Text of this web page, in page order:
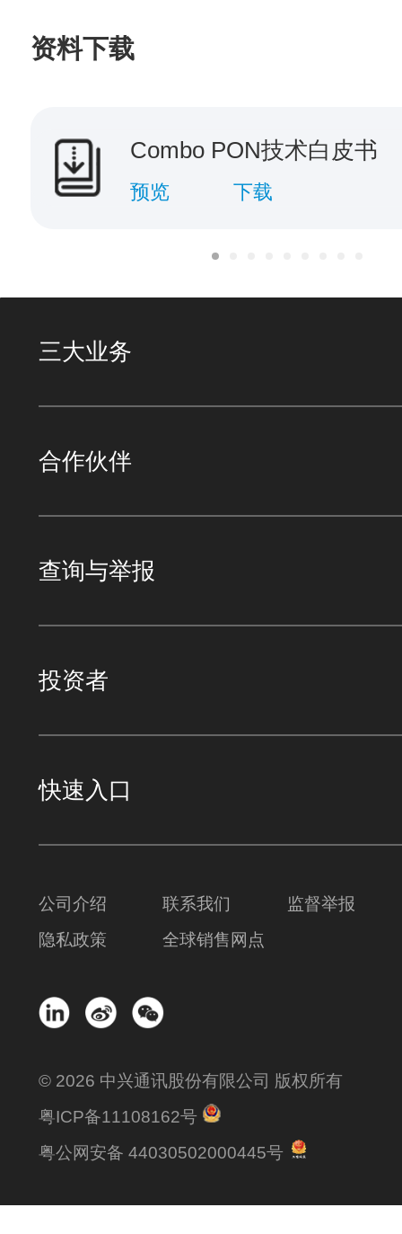
资料下载
Combo PON技术白皮书
预览 下载
三大业务
合作伙伴
查询与举报
投资者
快速入口
公司介绍 联系我们
监督举报
隐私政策
全球销售网点
© 2026 中兴通讯股份有限公司 版权所有
粤ICP备11108162号
粤公网安备 44030502000445号